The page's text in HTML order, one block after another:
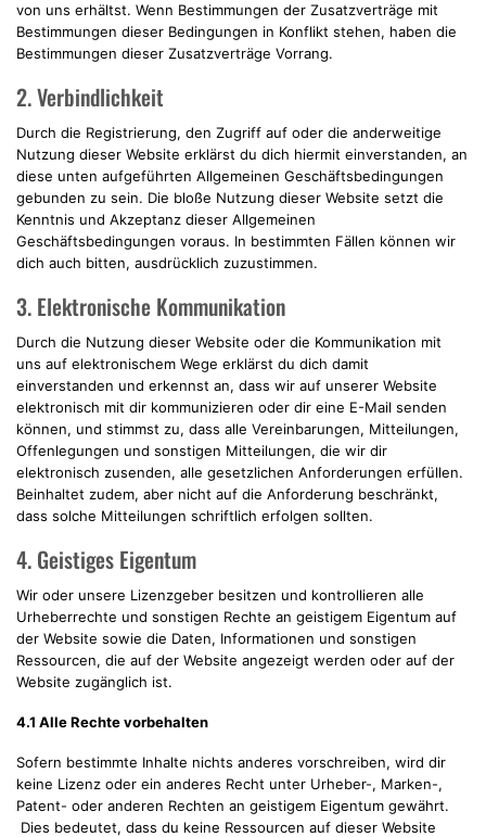
von uns erhältst. Wenn Bestimmungen der Zusatzverträge mit
Bestimmungen dieser Bedingungen in Konflikt stehen, haben die
Bestimmungen dieser Zusatzverträge Vorrang.
2. Verbindlichkeit
Durch die Registrierung, den Zugriff auf oder die anderweitige
Nutzung dieser Website erklärst du dich hiermit einverstanden, an
diese unten aufgeführten Allgemeinen Geschäftsbedingungen
gebunden zu sein. Die bloße Nutzung dieser Website setzt die
Kenntnis und Akzeptanz dieser Allgemeinen
Geschäftsbedingungen voraus. In bestimmten Fällen können wir
dich auch bitten, ausdrücklich zuzustimmen.
3. Elektronische Kommunikation
Durch die Nutzung dieser Website oder die Kommunikation mit
uns auf elektronischem Wege erklärst du dich damit
einverstanden und erkennst an, dass wir auf unserer Website
elektronisch mit dir kommunizieren oder dir eine E-Mail senden
können, und stimmst zu, dass alle Vereinbarungen, Mitteilungen,
Offenlegungen und sonstigen Mitteilungen, die wir dir
elektronisch zusenden, alle gesetzlichen Anforderungen erfüllen.
Beinhaltet zudem, aber nicht auf die Anforderung beschränkt,
dass solche Mitteilungen schriftlich erfolgen sollten.
4. Geistiges Eigentum
Wir oder unsere Lizenzgeber besitzen und kontrollieren alle
Urheberrechte und sonstigen Rechte an geistigem Eigentum auf
der Website sowie die Daten, Informationen und sonstigen
Ressourcen, die auf der Website angezeigt werden oder auf der
Website zugänglich ist.
4.1 Alle Rechte vorbehalten
Sofern bestimmte Inhalte nichts anderes vorschreiben, wird dir
keine Lizenz oder ein anderes Recht unter Urheber-, Marken-,
Patent- oder anderen Rechten an geistigem Eigentum gewährt.
Dies bedeutet, dass du keine Ressourcen auf dieser Website